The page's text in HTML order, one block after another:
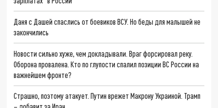
Даня с Дашей спаслись от боевиков ВСУ. Но беды для малышей не
закончились
Новости сильно хуже, чем докладывали. Враг форсировал реку.
Оборона провалена. Кто по глупости спалил позиции ВС России на
важнейшем фронте?
Страшно, поэтому атакует. Путин врежет Макрону Украиной. Трамп